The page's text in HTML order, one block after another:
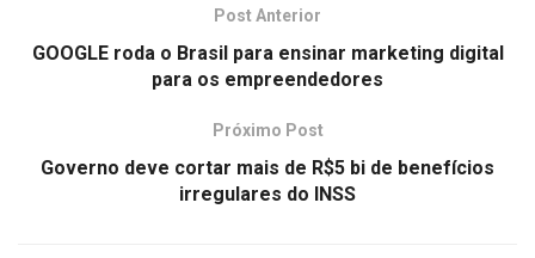
Post Anterior
GOOGLE roda o Brasil para ensinar marketing digital
para os empreendedores
Próximo Post
Governo deve cortar mais de R$5 bi de benefícios
irregulares do INSS